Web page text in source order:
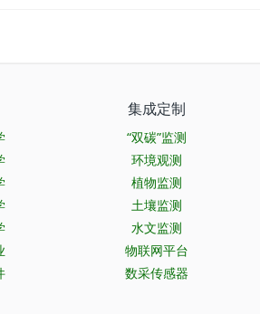
集成定制
“双碳”监测
环境观测
植物监测
土壤监测
水文监测
物联网平台
数采传感器